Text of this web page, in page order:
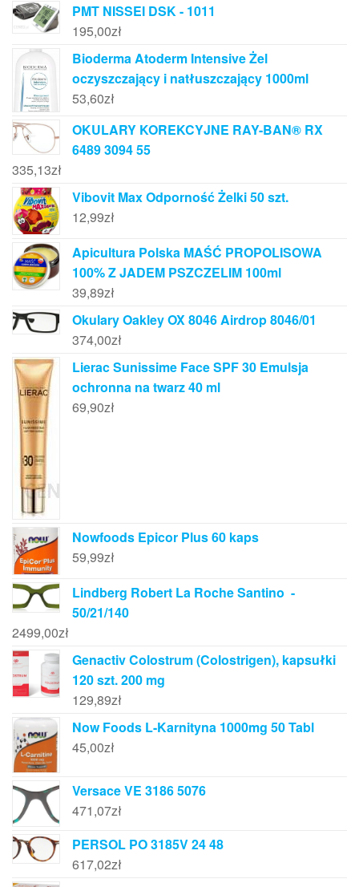
PMT NISSEI DSK - 1011
195,00zł
Bioderma Atoderm Intensive Żel
oczyszczający i natłuszczający 1000ml
53,60zł
OKULARY KOREKCYJNE RAY-BAN® RX
6489 3094 55
335,13zł
Vibovit Max Odporność Żelki 50 szt.
12,99zł
Apicultura Polska MAŚĆ PROPOLISOWA
100% Z JADEM PSZCZELIM 100ml
39,89zł
Okulary Oakley OX 8046 Airdrop 8046/01
374,00zł
Lierac Sunissime Face SPF 30 Emulsja
ochronna na twarz 40 ml
69,90zł
Nowfoods Epicor Plus 60 kaps
59,99zł
Lindberg Robert La Roche Santino -
50/21/140
2499,00zł
Genactiv Colostrum (Colostrigen), kapsułki
120 szt. 200 mg
129,89zł
Now Foods L-Karnityna 1000mg 50 Tabl
45,00zł
Versace VE 3186 5076
471,07zł
PERSOL PO 3185V 24 48
617,02zł